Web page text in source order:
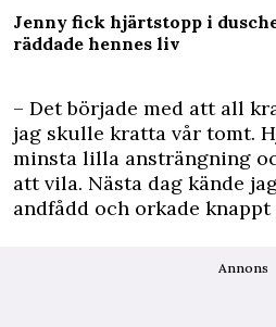
Jenny fick hjärtstopp i
räddade hennes liv
– Det började med att all
jag skulle kratta vår tomt.
minsta lilla ansträngning
att vila. Nästa dag kände
andfådd och orkade
Annons